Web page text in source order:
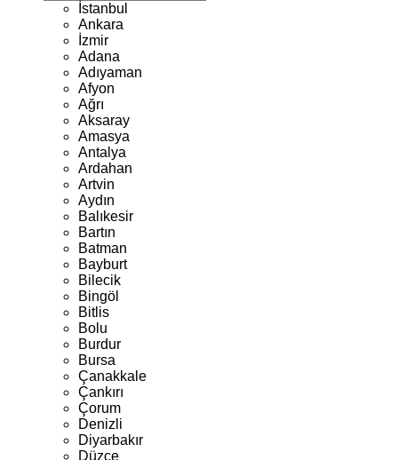
İstanbul
Ankara
İzmir
Adana
Adıyaman
Afyon
Ağrı
Aksaray
Amasya
Antalya
Ardahan
Artvin
Aydın
Balıkesir
Bartın
Batman
Bayburt
Bilecik
Bingöl
Bitlis
Bolu
Burdur
Bursa
Çanakkale
Çankırı
Çorum
Denizli
Diyarbakır
Düzce